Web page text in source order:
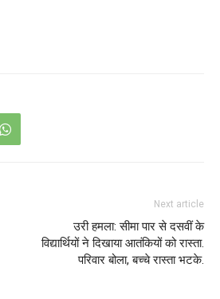
Next article
उरी हमला: सीमा पार से दसवीं के
विद्यार्थियों ने दिखाया आतंकियों को रास्ता.
परिवार बोला, बच्चे रास्ता भटके.